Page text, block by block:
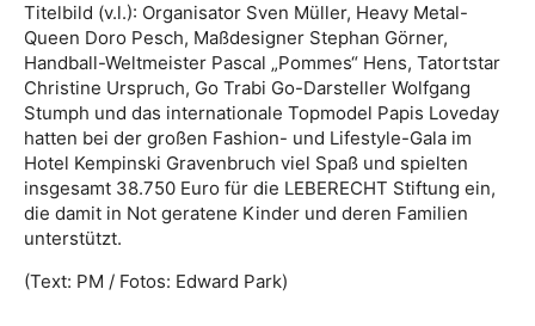
Titelbild (v.l.): Organisator Sven Müller, Heavy Metal-
Queen Doro Pesch, Maßdesigner Stephan Görner,
Handball-Weltmeister Pascal „Pommes“ Hens, Tatortstar
Christine Urspruch, Go Trabi Go-Darsteller Wolfgang
Stumph und das internationale Topmodel Papis Loveday
hatten bei der großen Fashion- und Lifestyle-Gala im
Hotel Kempinski Gravenbruch viel Spaß und spielten
insgesamt 38.750 Euro für die LEBERECHT Stiftung ein,
die damit in Not geratene Kinder und deren Familien
unterstützt.
(Text: PM / Fotos: Edward Park)